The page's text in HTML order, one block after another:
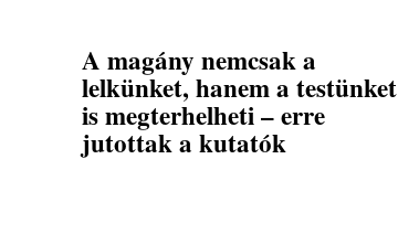
A magány nemcsak a
lelkünket, hanem a testünket
is megterhelheti – erre
jutottak a kutatók